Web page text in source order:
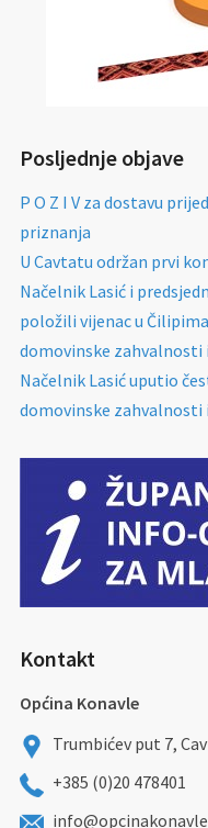
Posljednje objave
P O Z I V za dostavu
priznanja
U Cavtatu održan prvi
Načelnik Lasić i
položili vijenac u
domovinske
Načelnik Lasić uputio
domovinske
Kontakt
Općina Konavle
Trumbićev put 7,
+385 (0)20 478401